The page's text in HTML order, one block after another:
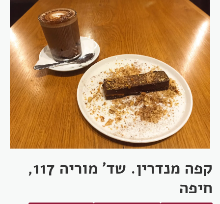
קפה מנדרין. שד' מוריה 117,
חיפה